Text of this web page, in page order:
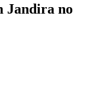
Jandira no